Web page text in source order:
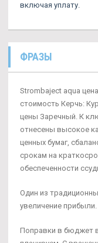
включая уплату.
ФРАЗЫ
Strombaject aqua
стоимость Керчь:
цены Заречный. К
отнесены высокое
ценных бумаг,
срокам на
обеспеченности
Один из
увеличение прибыли.
Поправки в бюджет